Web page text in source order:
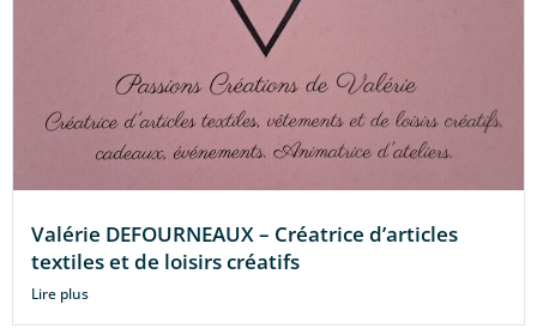
Valérie DEFOURNEAUX – Créatrice d’articles
textiles et de loisirs créatifs
Lire plus